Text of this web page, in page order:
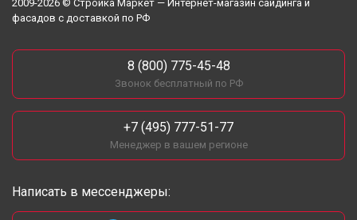
2009-2026 © Стройка Маркет — Интернет-магазин сайдинга и
фасадов с доставкой по РФ
8 (800) 775-45-48
Звонок бесплатный по РФ
+7 (495) 777-51-77
Менеджер в вашем регионе
Написать в мессенджеры: